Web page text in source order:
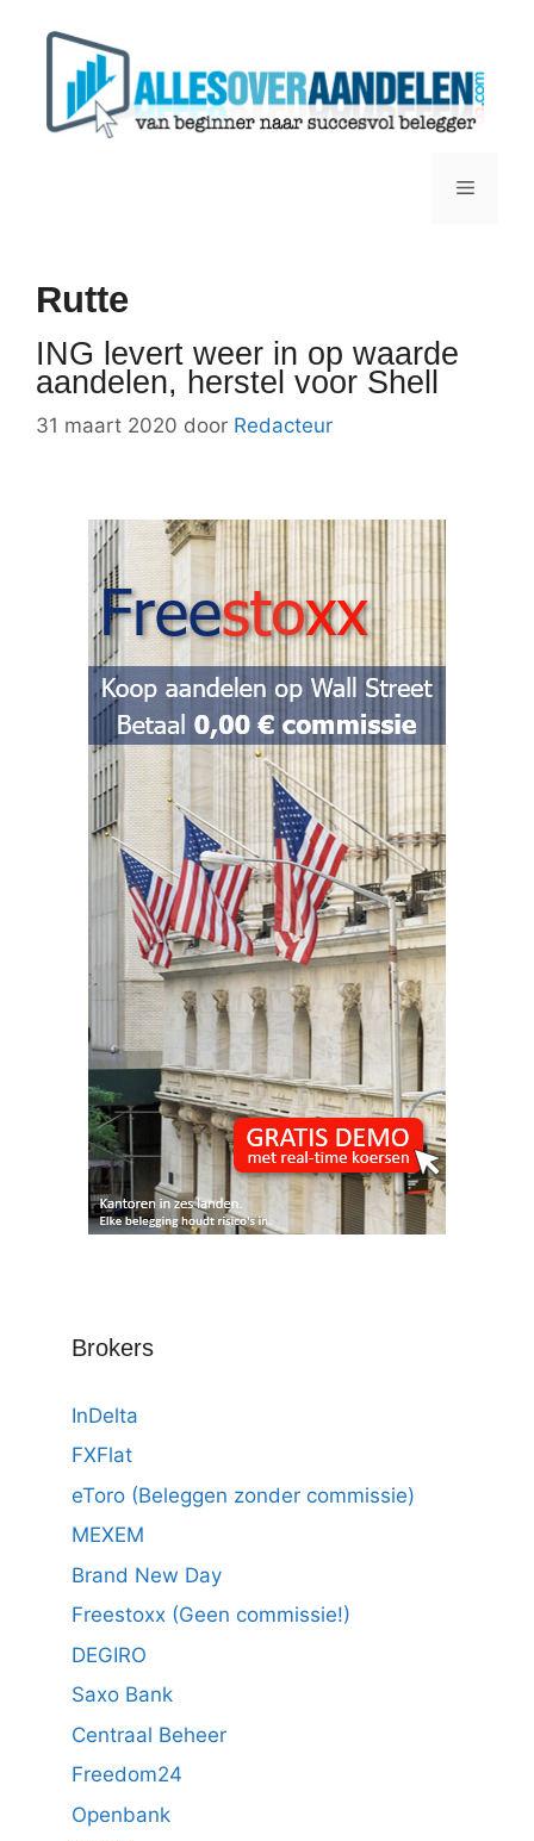
Menu
Rutte
ING levert weer in op waarde
aandelen, herstel voor Shell
31 maart 2020 door Redacteur
Brokers
InDelta
FXFlat
eToro (Beleggen zonder commissie)
MEXEM
Brand New Day
Freestoxx (Geen commissie!)
DEGIRO
Saxo Bank
Centraal Beheer
Freedom24
Openbank